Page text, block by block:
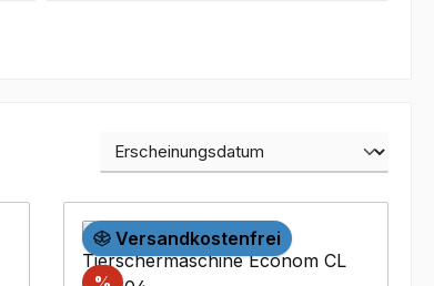
Versandkostenfrei